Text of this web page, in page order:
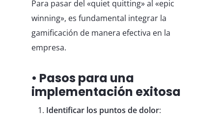
Para pasar del «quiet quitting» al «epic
winning», es fundamental integrar la
gamificación de manera efectiva en la
empresa.
• Pasos para una
implementación exitosa
Identificar los puntos de dolor: